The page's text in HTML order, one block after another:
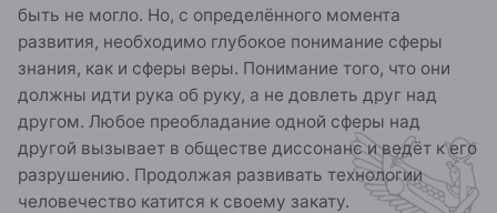
быть не могло. Но, с определённого момента
развития, необходимо глубокое понимание сферы
знания, как и сферы веры. Понимание того, что они
должны идти рука об руку, а не довлеть друг над
другом. Любое преобладание одной сферы над
другой вызывает в обществе диссонанс и ведёт к его
разрушению. Продолжая развивать технологии
человечество катится к своему закату.